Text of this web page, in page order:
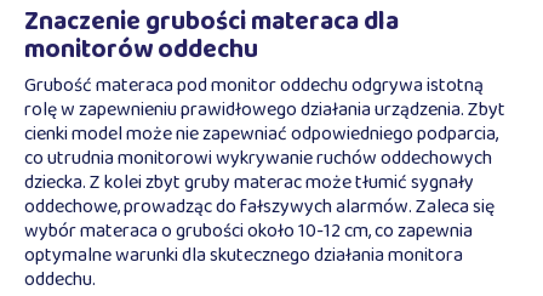
Znaczenie grubości materaca dla
monitorów oddechu
Grubość materaca pod monitor oddechu odgrywa istotną
rolę w zapewnieniu prawidłowego działania urządzenia. Zbyt
cienki model może nie zapewniać odpowiedniego podparcia,
co utrudnia monitorowi wykrywanie ruchów oddechowych
dziecka. Z kolei zbyt gruby materac może tłumić sygnały
oddechowe, prowadząc do fałszywych alarmów. Zaleca się
wybór materaca o grubości około 10-12 cm, co zapewnia
optymalne warunki dla skutecznego działania monitora
oddechu.